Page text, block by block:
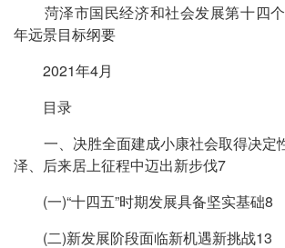
菏泽市国民经济和社会发展第十四
年远景目标纲要
2021年4月
目录
一、决胜全面建成小康社会取得决定
泽、后来居上征程中迈出新步伐7
(一)“十四五”时期发展具备坚实基础8
(二)新发展阶段面临新机遇新挑战13